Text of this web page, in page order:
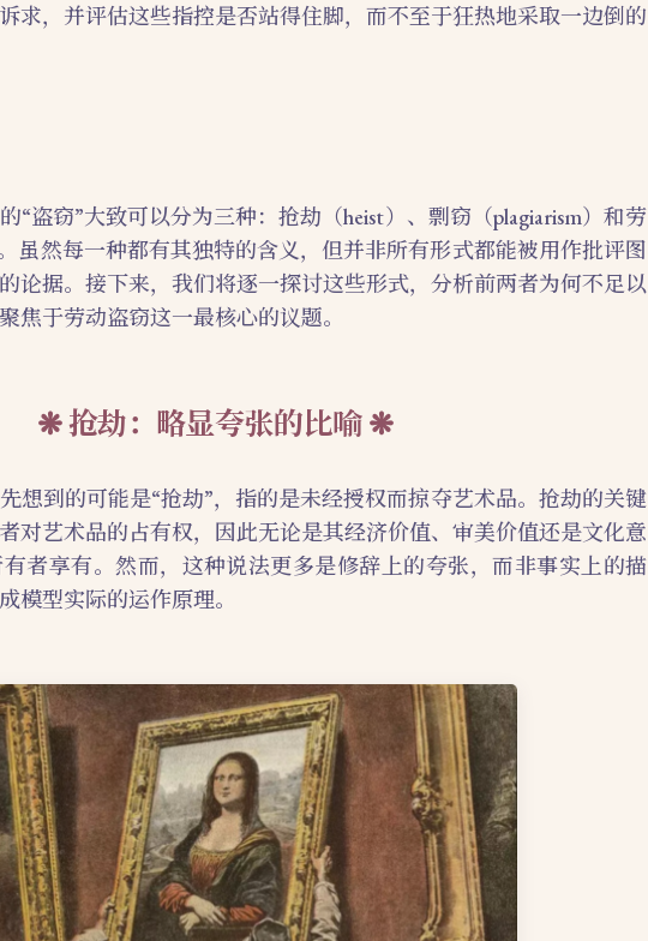
求，并评估这些指控是否站得住脚，而不至于狂热地采取一边倒的
“盗窃”大致可以分为三种：抢劫（heist）、剽窃（plagiarism）和劳
虽然每一种都有其独特的含义，但并非所有形式都能被用作批评图
论据。接下来，我们将逐一探讨这些形式，分析前两者为何不足以
焦于劳动盗窃这一最核心的议题。
抢劫：略显夸张的比喻
想到的可能是“抢劫”，指的是未经授权而掠夺艺术品。抢劫的关键
对艺术品的占有权，因此无论是其经济价值、审美价值还是文化意
者享有。然而，这种说法更多是修辞上的夸张，而非事实上的描
模型实际的运作原理。